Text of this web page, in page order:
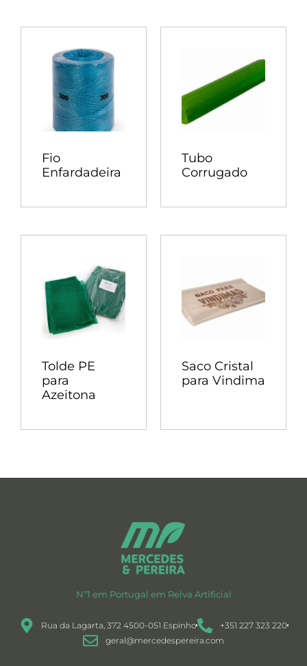
Fio
Enfardadeira
Tubo
Corrugado
Tolde PE
para
Azeitona
Saco Cristal
para Vindima
Nº1 em Portugal em Relva Artificial
Rua da Lagarta, 372 4500-051 Espinho
+351 227 323 220
geral@mercedespereira.com